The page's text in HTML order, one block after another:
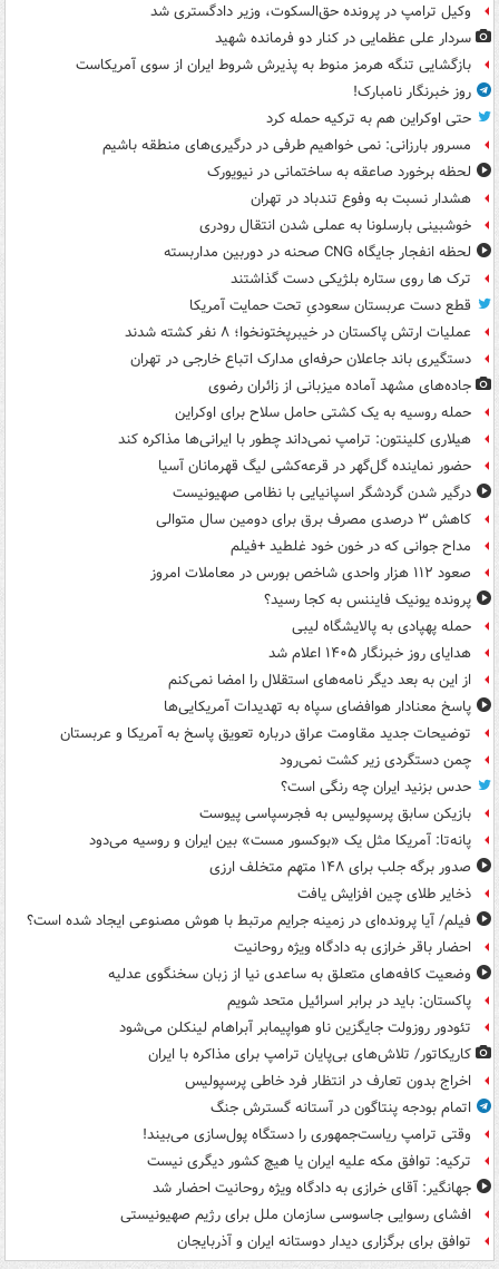
وکیل ترامپ در پرونده حق‌السکوت، وزیر دادگستری شد
سردار علی عظمایی در کنار دو فرمانده شهید
بازگشایی تنگه هرمز منوط به پذیرش شروط ایران از سوی آمریکاست
روز خبرنگار نامبارک!
حتی اوکراین هم به ترکیه حمله کرد
مسرور بارزانی: نمی خواهیم طرفی در درگیری‌های منطقه باشیم
لحظه برخورد صاعقه به ساختمانی در نیویورک
هشدار نسبت به وفوع تندباد در تهران
خوشبینی بارسلونا به عملی شدن انتقال رودری
لحظه انفجار جایگاه CNG صحنه در دوربین مداربسته
ترک ها روی ستاره بلژیکی دست گذاشتند
قطع دست عربستان سعودیِ تحت حمایت آمریکا
عملیات ارتش پاکستان در خیبرپختونخوا؛ ۸ نفر کشته شدند
دستگیری باند جاعلان حرفه‌ای مدارک اتباع خارجی در تهران
جاده‌های مشهد آماده میزبانی از زائران رضوی
حمله روسیه به یک کشتی حامل سلاح برای اوکراین
هیلاری کلینتون: ترامپ نمی‌داند چطور با ایرانی‌ها مذاکره کند
حضور نماینده گل‌گهر در قرعه‌کشی لیگ قهرمانان آسیا
درگیر شدن گردشگر اسپانیایی با نظامی صهیونیست
کاهش ۳ درصدی مصرف برق برای دومین سال متوالی
مداح جوانی که در خون خود غلطید +فیلم
صعود ۱۱۲ هزار واحدی شاخص بورس در معاملات امروز
پرونده یونیک فایننس به کجا رسید؟
حمله پهپادی به پالایشگاه لیبی
هدایای روز خبرنگار ۱۴۰۵ اعلام شد
از این به بعد دیگر نامه‌های استقلال را امضا نمی‌کنم
پاسخ معنادار هوافضای سپاه به تهدیدات آمریکایی‌ها
توضیحات جدید مقاومت عراق درباره تعویق پاسخ به آمریکا و عربستان
چمن دستگردی زیر کشت نمی‌رود
حدس بزنید ایران چه رنگی است؟
بازیکن سابق پرسپولیس به فجرسپاسی پیوست
پانه‌تا: آمریکا مثل یک «بوکسور مست» بین ایران و روسیه می‌دود
صدور برگه جلب برای ۱۴۸ متهم متخلف ارزی
ذخایر طلای چین افزایش یافت
فیلم/ آیا پرونده‌ای در زمینه جرایم مرتبط با هوش مصنوعی ایجاد شده است؟
احضار باقر خرازی به دادگاه ویژه روحانیت
وضعیت کافه‌های متعلق به ساعدی نیا از زبان سخنگوی عدلیه
پاکستان: باید در برابر اسرائیل متحد شویم
تئودور روزولت جایگزین ناو هواپیمابر آبراهام لینکلن می‌شود
کاریکاتور/ تلاش‌های بی‌پایان ترامپ برای مذاکره با ایران
اخراج بدون تعارف در انتظار فرد خاطی پرسپولیس
اتمام بودجه پنتاگون در آستانه گسترش جنگ
وقتی ترامپ ریاست‌جمهوری را دستگاه پول‌سازی می‌بیند!
ترکیه: توافق مکه علیه ایران یا هیچ کشور دیگری نیست
جهانگیر: آقای خرازی به دادگاه ویژه روحانیت احضار شد
افشای رسوایی جاسوسی سازمان ملل برای رژیم صهیونیستی
توافق برای برگزاری دیدار دوستانه ایران و آذربایجان